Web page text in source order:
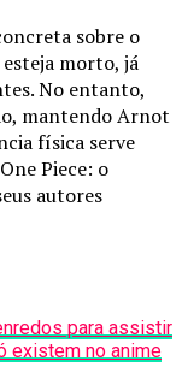
sobre o
morto, já
No entanto,
mantendo Arnot
física serve
Piece: o
autores
para assistir
existem no anime